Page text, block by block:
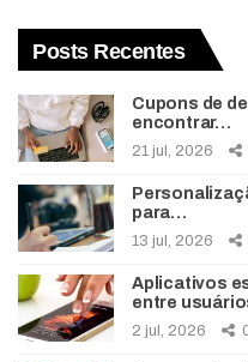
Posts Recentes
Cupons de
encontrar…
21 jul, 2026
para…
13 jul, 2026
Aplicativos
entre
2 jul, 2026